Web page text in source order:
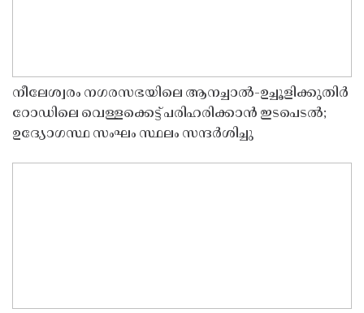
നീലേശ്വരം നഗരസഭയിലെ ആനച്ചാൽ-ഉച്ചൂളിക്കുതിർ
റോഡിലെ വെള്ളക്കെട്ട് പരിഹരിക്കാൻ ഇടപെടൽ;
ഉദ്യോഗസ്ഥ സംഘം സ്ഥലം സന്ദർശിച്ചു